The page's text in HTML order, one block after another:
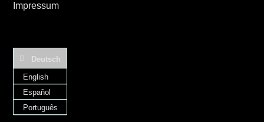
Impressum
Deutsch
English
Español
Português